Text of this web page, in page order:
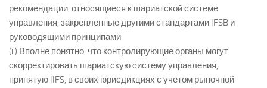
рекомендации, относящиеся к шариатской системе
управления, закрепленные другими стандартами IFSB и
руководящими принципами.
(ii) Вполне понятно, что контролирующие органы могут
скорректировать шариатскую систему управления,
принятую IIFS, в своих юрисдикциях с учетом рыночной